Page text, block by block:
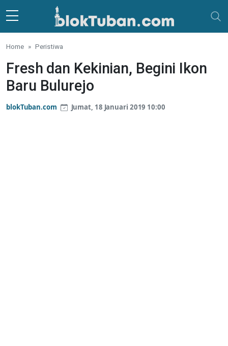
Skip to main content
Home Peristiwa
Fresh dan Kekinian, Begini Ikon
Baru Bulurejo
blokTuban.com Jumat, 18 Januari 2019 10:00